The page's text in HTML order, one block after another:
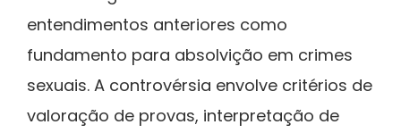
entendimentos anteriores como
fundamento para absolvição em crimes
sexuais. A controvérsia envolve critérios de
valoração de provas, interpretação de